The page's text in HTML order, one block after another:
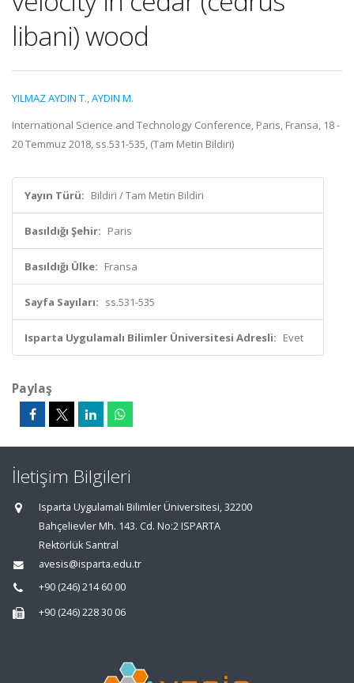
libani) wood
YILMAZ AYDIN T.,AYDIN M.
International Science and Technology Conference, Paris, Fransa, 18 -
20 Temmuz 2018, ss.531-535, (Tam Metin Bildiri)
Yayın Türü: Bildiri / Tam Metin Bildiri
Basıldığı Şehir: Paris
Basıldığı Ülke: Fransa
Sayfa Sayıları: ss.531-535
Isparta Uygulamalı Bilimler Üniversitesi Adresli: Evet
Paylaş
İletişim Bilgileri
Isparta Uygulamalı Bilimler Üniversitesi, 32200
Bahçelievler Mh. 143. Cd. No:2 ISPARTA
Rektörlük Santral
avesis@isparta.edu.tr
+90 (246) 214 60 00
+90 (246) 228 30 06